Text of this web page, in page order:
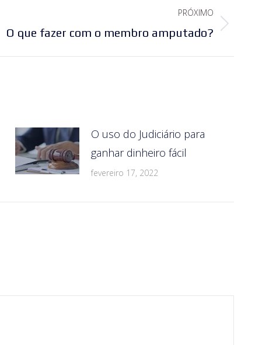
PRÓXIMO
O que fazer com o membro amputado?
O uso do Judiciário para
ganhar dinheiro fácil
fevereiro 17, 2022